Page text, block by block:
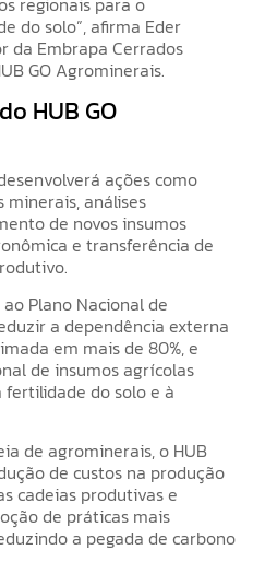
do solo”, afirma Eder
da Embrapa Cerrados
GO Agrominerais.
HUB GO
ações como
análises
de novos insumos
e transferência de
Plano Nacional de
a dependência externa
em mais de 80%, e
de insumos agrícolas
do solo e à
de agrominerais, o HUB
de custos na produção
cadeias produtivas e
de práticas mais
a pegada de carbono